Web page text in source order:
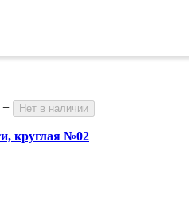
+ Нет в наличии
круглая №02